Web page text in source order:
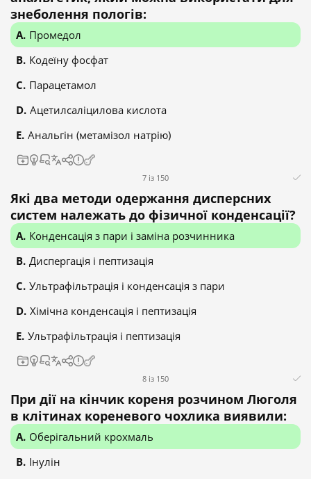
знеболення пологів:
Промедол
Кодеїну фосфат
Парацетамол
Ацетилсаліцилова кислота
Анальгін (метамізол натрію)
7 із 150
Які два методи одержання дисперсних
систем належать до фізичної конденсації?
Конденсація з пари і заміна розчинника
Диспергація і пептизація
Ультрафільтрація і конденсація з пари
Хімічна конденсація і пептизація
Ультрафільтрація і пептизація
8 із 150
При дії на кінчик кореня розчином Люголя
в клітинах кореневого чохлика виявили:
Оберігальний крохмаль
Інулін